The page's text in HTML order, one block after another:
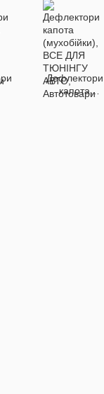
Дефлектори
капота